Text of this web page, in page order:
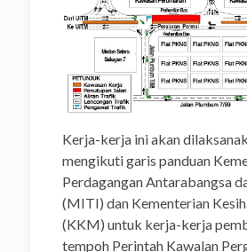
Kerja-kerja ini akan
mengikuti garis panduan
Perdagangan Antarabangsa
(MITI) dan Kementerian
(KKM) untuk kerja-kerja
tempoh Perintah Kawalan